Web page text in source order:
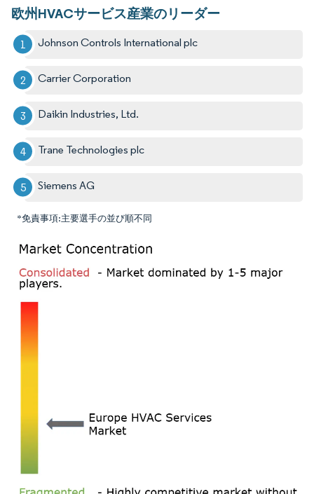
欧州HVACサービス産業のリーダー
Johnson Controls International plc
Carrier Corporation
Daikin Industries, Ltd.
Trane Technologies plc
Siemens AG
*免責事項:主要選手の並び順不同